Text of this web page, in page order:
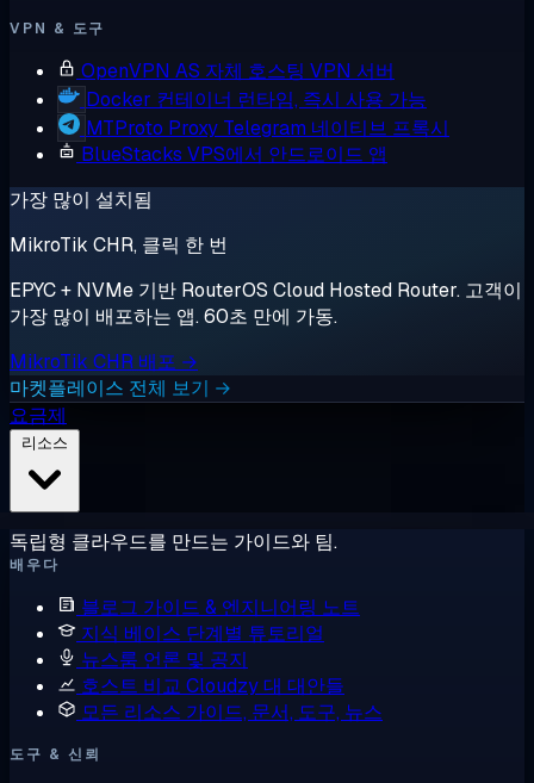
VPN & 도구
OpenVPN AS 자체 호스팅 VPN 서버
Docker 컨테이너 런타임, 즉시 사용 가능
MTProto Proxy Telegram 네이티브 프록시
BlueStacks VPS에서 안드로이드 앱
가장 많이 설치됨
MikroTik CHR, 클릭 한 번
EPYC + NVMe 기반 RouterOS Cloud Hosted Router. 고객이
가장 많이 배포하는 앱. 60초 만에 가동.
MikroTik CHR 배포 →
마켓플레이스 전체 보기 →
요금제
독립형 클라우드를 만드는 가이드와 팀.
배우다
블로그 가이드 & 엔지니어링 노트
지식 베이스 단계별 튜토리얼
뉴스룸 언론 및 공지
호스트 비교 Cloudzy 대 대안들
모든 리소스 가이드, 문서, 도구, 뉴스
도구 & 신뢰